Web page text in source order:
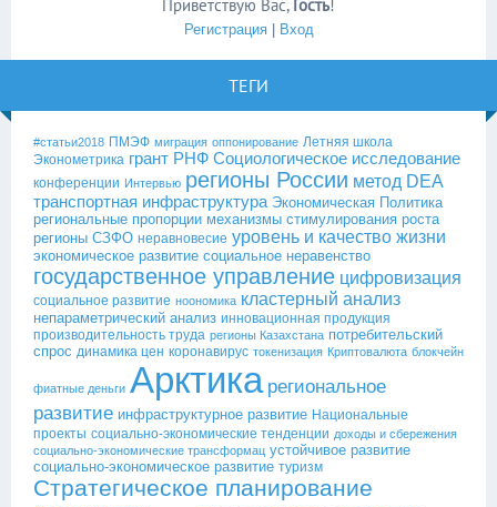
Приветствую Вас, Гость!
Регистрация| Вход
ТЕГИ
#статьи2018 ПМЭФ миграция оппонирование Летняя школа
Эконометрика грант РНФ Социологическое исследование
конференции Интервью регионы России метод DEA
транспортная инфраструктура Экономическая Политика
региональные пропорции механизмы стимулирования роста
регионы СЗФО неравновесие уровень и качество жизни
экономическое развитие социальное неравенство
государственное управление цифровизация
социальное развитие ноономика кластерный анализ
непараметрический анализ инновационная продукция
производительность труда регионы Казахстана потребительский
спрос динамика цен коронавирус токенизация Криптовалюта блокчейн
фиатные деньги Арктика региональное
развитие инфраструктурное развитие Национальные
проекты социально-экономические тенденции доходы и сбережения
социально-экономические трансформац устойчивое развитие
социально-экономическое развитие туризм
Стратегическое планирование